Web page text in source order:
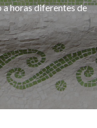
horas diferentes de